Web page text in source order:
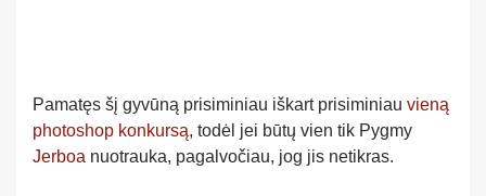
Pamatęs šį gyvūną prisiminiau iškart prisiminiau vieną
photoshop konkursą, todėl jei būtų vien tik Pygmy
Jerboa nuotrauka, pagalvočiau, jog jis netikras.